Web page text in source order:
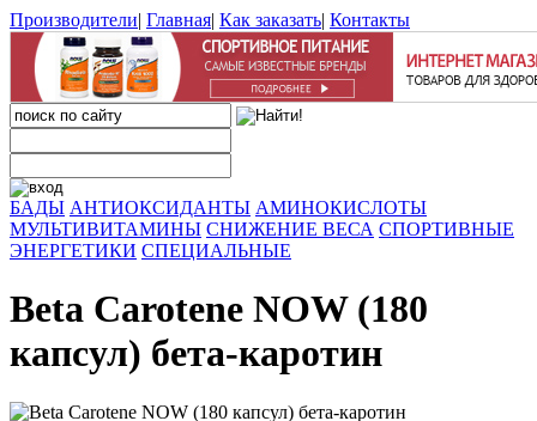
Производители| Главная| Как заказать| Контакты
БАДЫ АНТИОКСИДАНТЫ АМИНОКИСЛОТЫ
МУЛЬТИВИТАМИНЫ СНИЖЕНИЕ ВЕСА СПОРТИВНЫЕ
ЭНЕРГЕТИКИ СПЕЦИАЛЬНЫЕ
Beta Carotene NOW (180
капсул) бета-каротин